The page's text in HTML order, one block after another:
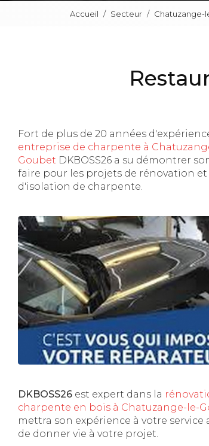
Accueil Secteur Chatuzange-
Fort de plus de 20 années
entreprise de charpente à
Goubet DKBOSS26 a su démontrer
faire pour les projets de rénovation et
d'isolation de charpente.
DKBOSS26 est expert dans la
charpente en bois à Chatuzange-le-
mettra son expérience à votre service
de donner vie à votre projet.